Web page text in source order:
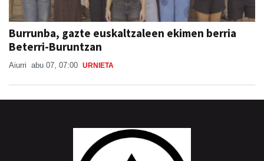
Burrunba, gazte euskaltzaleen ekimen berria
Beterri-Buruntzan
Aiurri abu 07, 07:00 URNIETA